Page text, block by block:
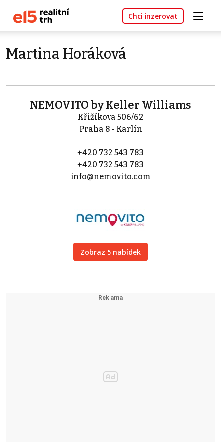
Chci inzerovat
Martina Horáková
NEMOVITO by Keller Williams
Křižíkova 506/62
Praha 8 - Karlín
+420 732 543 783
+420 732 543 783
info@nemovito.com
Zobraz 5 nabídek